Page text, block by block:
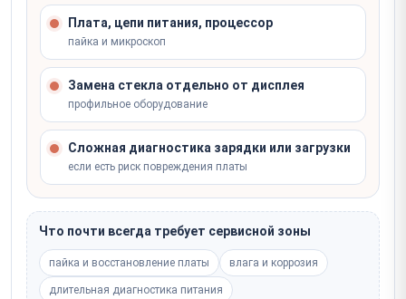
Плата, цепи питания, процессор
пайка и микроскоп
Замена стекла отдельно от дисплея
профильное оборудование
Сложная диагностика зарядки или загрузки
если есть риск повреждения платы
Что почти всегда требует сервисной зоны
пайка и восстановление платы влага и коррозия
длительная диагностика питания